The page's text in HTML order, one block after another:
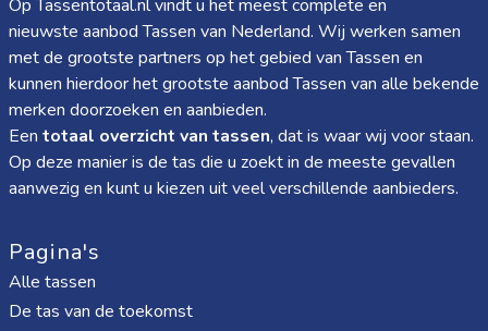
Op Tassentotaal.nl vindt u het meest complete en
nieuwste aanbod Tassen van Nederland. Wij werken samen
met de grootste partners op het gebied van Tassen en
kunnen hierdoor het grootste aanbod Tassen van alle bekende
merken doorzoeken en aanbieden.
Een totaal overzicht van tassen, dat is waar wij voor staan.
Op deze manier is de tas die u zoekt in de meeste gevallen
aanwezig en kunt u kiezen uit veel verschillende aanbieders.
Pagina's
Alle tassen
De tas van de toekomst